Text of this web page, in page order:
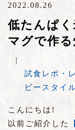
2022.08.26
低たんぱ
マグで作る
|
試食レポ・
ビースタイ
こんにちは!
以前ご紹介した